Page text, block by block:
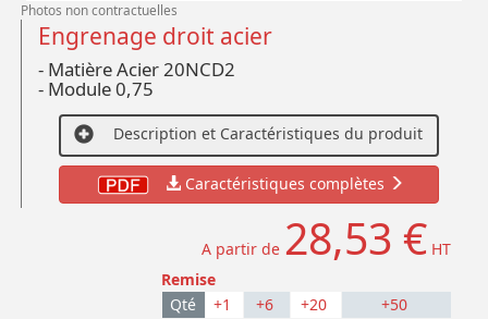
Photos non contractuelles
Engrenage droit acier
- Matière Acier 20NCD2
- Module 0,75
Description et Caractéristiques du produit
Caractéristiques complètes
A partir de 28,53 € HT
Remise
Qté
+1 +6 +20
+50